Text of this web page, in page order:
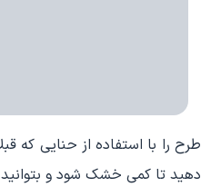
طرح را با استفاده از حنایی که
دهید تا کمی خشک شود و